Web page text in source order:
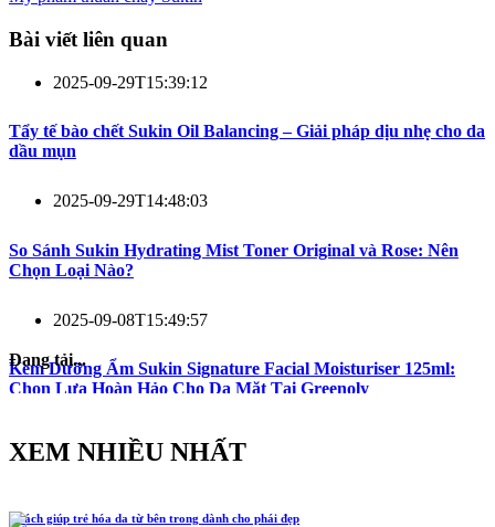
Bài viết liên quan
2025-09-29T15:39:12
Tẩy tế bào chết Sukin Oil Balancing – Giải pháp dịu nhẹ cho da
dầu mụn
2025-09-29T14:48:03
So Sánh Sukin Hydrating Mist Toner Original và Rose: Nên
Chọn Loại Nào?
2025-09-08T15:49:57
Kem Dưỡng Ẩm Sukin Signature Facial Moisturiser 125ml:
Chọn Lựa Hoàn Hảo Cho Da Mặt Tại Greenoly
Đang tải...
XEM NHIỀU NHẤT
5 cách giúp trẻ hóa da từ bên trong dành cho phái đẹp